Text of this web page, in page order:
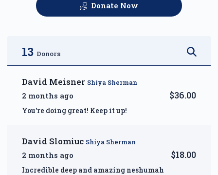
DIAMOND — A Month of
Donate Now
13 Donors
David Meisner Shiya Sherman
2 months ago $36.00
You're doing great! Keep it up!
David Slomiuc Shiya Sherman
2 months ago $18.00
Incredible deep and amazing neshumah